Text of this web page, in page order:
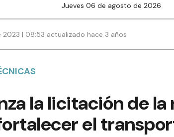
jueves 06 de agosto de 2026
2023 | 08:53 actualizado hace 3 años
la licitación de
el